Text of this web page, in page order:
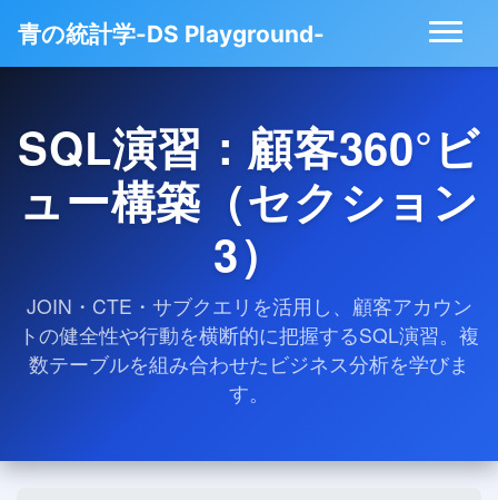
青の統計学-DS Playground-
SQL演習：顧客360°ビ
ュー構築（セクション
3）
JOIN・CTE・サブクエリを活用し、顧客アカウン
トの健全性や行動を横断的に把握するSQL演習。複
数テーブルを組み合わせたビジネス分析を学びま
す。